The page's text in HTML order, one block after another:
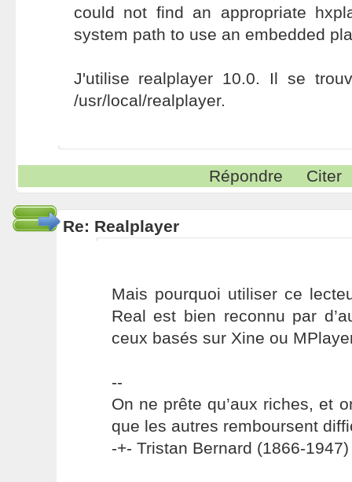
could not find an appropriate
system path to use an embedded
J'utilise realplayer 10.0. Il se
/usr/local/realplayer.
Répondre Citer
Re: Realplayer
Mais pourquoi utiliser ce
Real est bien reconnu par
ceux basés sur Xine ou
--
On ne prête qu’aux riches, et
que les autres remboursent
-+- Tristan Bernard (1866-1947)